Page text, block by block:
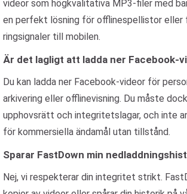
videor som högkvalitativa MP3-filer med
en perfekt lösning för offlinespellistor eller
ringsignaler till mobilen.
Är det lagligt att ladda ner Facebook-
Du kan ladda ner Facebook-videor för
arkivering eller offlinevisning. Du måste
upphovsrätt och integritetslagar, och inte
för kommersiella ändamål utan tillstånd.
Sparar FastDown min
Nej, vi respekterar din integritet strikt.